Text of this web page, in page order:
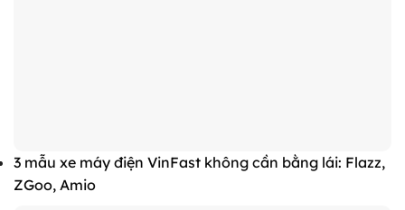
3 mẫu xe máy điện VinFast không cần bằng lái: Flazz,
ZGoo, Amio